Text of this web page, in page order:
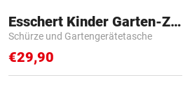
Esschert Kinder Garten-Zubehör
Schürze und Gartengerätetasche
€29,90